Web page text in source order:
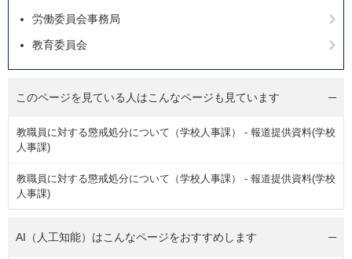
労働委員会事務局
教育委員会
このページを見ている人はこんなページも見ています
教職員に対する懲戒処分について（学校人事課） - 報道提供資料(学校
人事課)
教職員に対する懲戒処分について（学校人事課） - 報道提供資料(学校
人事課)
AI（人工知能）はこんなページをおすすめします